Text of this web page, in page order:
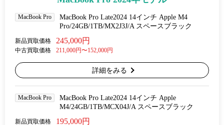
MacBook Pro
MacBook Pro Late2024 14インチ Apple M4
Pro/24GB/1TB/MX2J3J/A スペースブラック
新品買取価格 245,000円
中古買取価格 211,000円〜152,000円
詳細をみる
MacBook Pro
MacBook Pro Late2024 14インチ Apple
M4/24GB/1TB/MCX04J/A スペースブラック
新品買取価格 195,000円